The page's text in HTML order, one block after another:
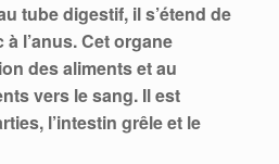
tube digestif, il s’étend de
à l’anus. Cet organe
des aliments et au
vers le sang. Il est
l’intestin grêle et le